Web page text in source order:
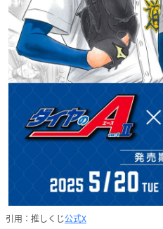
引用：推しくじ公式X